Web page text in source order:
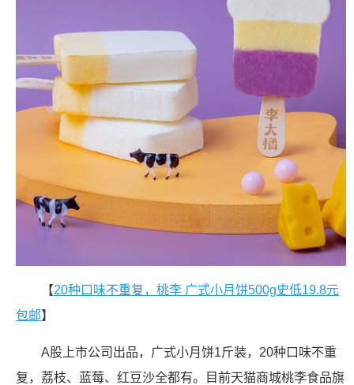
【20种口味不重复，桃李 广式小月饼500g史低19.8元
包邮】
A股上市公司出品，广式小月饼1斤装，20种口味不重
复，荔枝、蓝莓、红豆沙全都有。目前天猫商城桃李食品旗